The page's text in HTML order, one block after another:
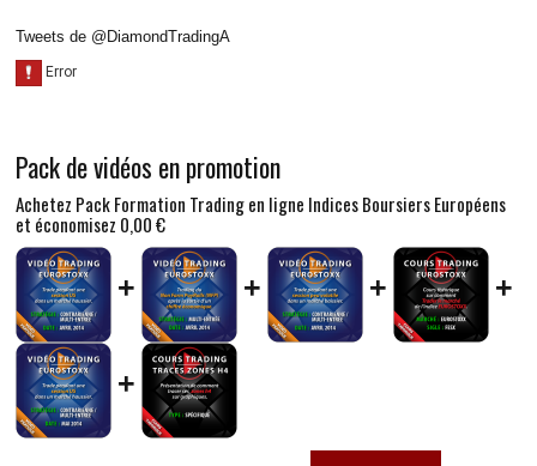
Tweets de @DiamondTradingA
Pack de vidéos en promotion
Achetez Pack Formation Trading en ligne Indices Boursiers Européens
et économisez 0,00 €
+ + + +
+